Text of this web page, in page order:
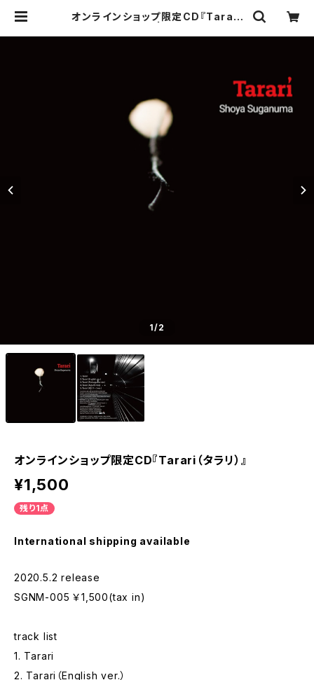
オンラインショップ限定CD『Tarari
1/2
オンラインショップ限定CD『Tarari（タラリ）』
¥1,500
残り1点
International shipping available
2020.5.2 release
SGNM-005 ￥1,500(tax in)
​track list
1. Tarari
2. Tarari（English ver.）